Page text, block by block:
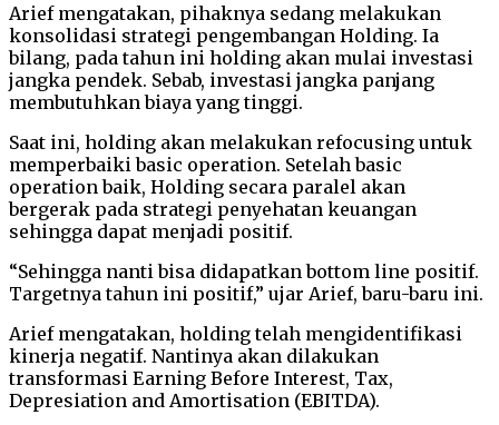
Arief mengatakan, pihaknya sedang melakukan
konsolidasi strategi pengembangan Holding. Ia
bilang, pada tahun ini holding akan mulai investasi
jangka pendek. Sebab, investasi jangka panjang
membutuhkan biaya yang tinggi.
Saat ini, holding akan melakukan refocusing untuk
memperbaiki basic operation. Setelah basic
operation baik, Holding secara paralel akan
bergerak pada strategi penyehatan keuangan
sehingga dapat menjadi positif.
“Sehingga nanti bisa didapatkan bottom line positif.
Targetnya tahun ini positif,” ujar Arief, baru-baru ini.
Arief mengatakan, holding telah mengidentifikasi
kinerja negatif. Nantinya akan dilakukan
transformasi Earning Before Interest, Tax,
Depresiation and Amortisation (EBITDA).